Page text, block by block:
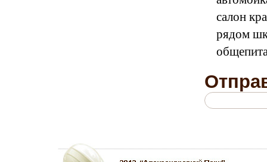
салон
рядом